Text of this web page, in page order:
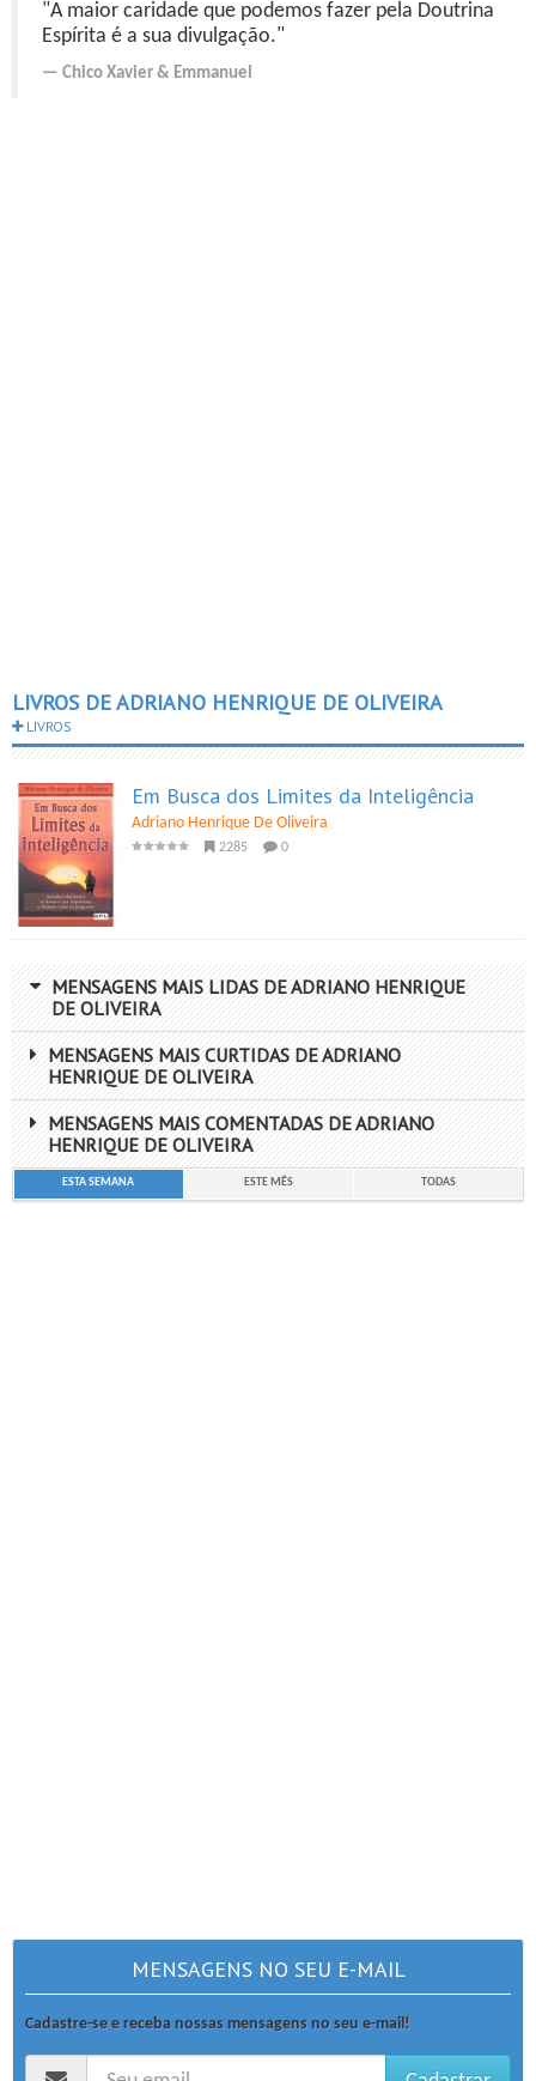
"A maior caridade que podemos fazer pela Doutrina
Espírita é a sua divulgação."
Chico Xavier & Emmanuel
LIVROS DE ADRIANO HENRIQUE DE OLIVEIRA
LIVROS
Em Busca dos Limites da Inteligência
Adriano Henrique De Oliveira
2285 0
MENSAGENS MAIS LIDAS DE ADRIANO HENRIQUE
DE OLIVEIRA
MENSAGENS MAIS CURTIDAS DE ADRIANO
HENRIQUE DE OLIVEIRA
MENSAGENS MAIS COMENTADAS DE ADRIANO
HENRIQUE DE OLIVEIRA
ESTA SEMANA ESTE MÊS TODAS
MENSAGENS NO SEU E-MAIL
Cadastre-se e receba nossas mensagens no seu e-mail!